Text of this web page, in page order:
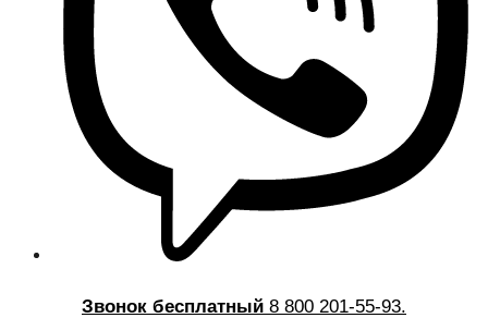
Звонок бесплатный 8 800 201-55-93.